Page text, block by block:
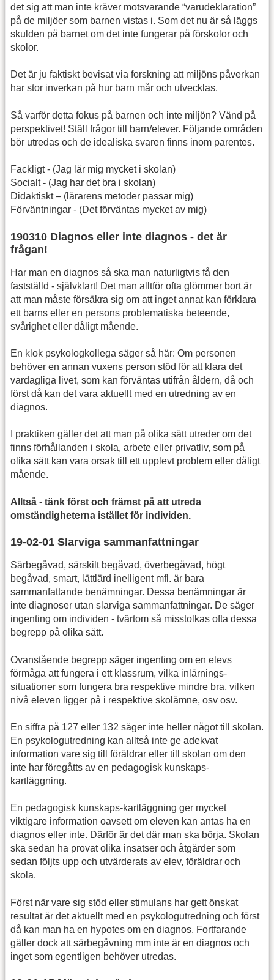
det sig att man inte kräver motsvarande “varudeklaration”
på de miljöer som barnen vistas i. Som det nu är så läggs
skulden på barnet om det inte fungerar på förskolor och
skolor.
Det är ju faktiskt bevisat via forskning att miljöns påverkan
har stor inverkan på hur barn mår och utvecklas.
Så varför detta fokus på barnen och inte miljön? Vänd på
perspektivet! Ställ frågor till barn/elever. Följande områden
bör utredas och de idealiska svaren finns inom parentes.
Fackligt - (Jag lär mig mycket i skolan)
Socialt - (Jag har det bra i skolan)
Didaktiskt – (lärarens metoder passar mig)
Förväntningar - (Det förväntas mycket av mig)
190310 Diagnos eller inte diagnos - det är
frågan!
Har man en diagnos så ska man naturligtvis få den
fastställd - självklart! Det man alltför ofta glömmer bort är
att man måste försäkra sig om att inget annat kan förklara
ett barns eller en persons problematiska beteende,
svårighet eller dåligt mående.
En klok psykologkollega säger så här: Om personen
behöver en annan vuxens person stöd för att klara det
vardagliga livet, som kan förväntas utifrån åldern, då och
först då kan det vara aktuellt med en utredning av en
diagnos.
I praktiken gäller det att man på olika sätt utreder om det
finns förhållanden i skola, arbete eller privatliv, som på
olika sätt kan vara orsak till ett upplevt problem eller dåligt
mående.
Alltså - tänk först och främst på att utreda
omständigheterna istället för individen.
19-02-01 Slarviga sammanfattningar
Särbegåvad, särskilt begåvad, överbegåvad, högt
begåvad, smart, lättlärd inelligent mfl. är bara
sammanfattande benämningar. Dessa benämningar är
inte diagnoser utan slarviga sammanfattningar. De säger
ingenting om individen - tvärtom så misstolkas ofta dessa
begrepp på olika sätt.
Ovanstående begrepp säger ingenting om en elevs
förmåga att fungera i ett klassrum, vilka inlärnings-
situationer som fungera bra respektive mindre bra, vilken
nivå eleven ligger på i respektive skolämne, osv osv.
En siffra på 127 eller 132 säger inte heller något till skolan.
En psykologutredning kan alltså inte ge adekvat
information vare sig till föräldrar eller till skolan om den
inte har föregåtts av en pedagogisk kunskaps-
kartläggning.
En pedagogisk kunskaps-kartläggning ger mycket
viktigare information oavsett om eleven kan antas ha en
diagnos eller inte. Därför är det där man ska börja. Skolan
ska sedan ha provat olika insatser och åtgärder som
sedan följts upp och utvärderats av elev, föräldrar och
skola.
Först när vare sig stöd eller stimulans har gett önskat
resultat är det aktuellt med en psykologutredning och först
då kan man ha en hypotes om en diagnos. Fortfarande
gäller dock att särbegåvning mm inte är en diagnos och
inget som egentligen behöver utredas.